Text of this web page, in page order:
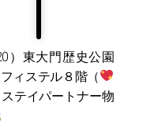
）東大門歴史公園
ィステル８階（
テイパートナー物